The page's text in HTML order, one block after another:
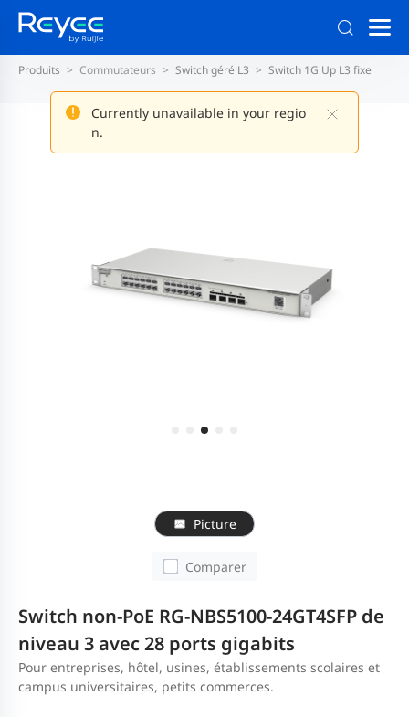
Currently unavailable in your regio
n.
Produits Commutateurs Switch géré L3 Switch 1G Up L3 fixe
Picture
Comparer
Switch non-PoE RG-NBS5100-24GT4SFP de
niveau 3 avec 28 ports gigabits
Pour entreprises, hôtel, usines, établissements scolaires et
campus universitaires, petits commerces.